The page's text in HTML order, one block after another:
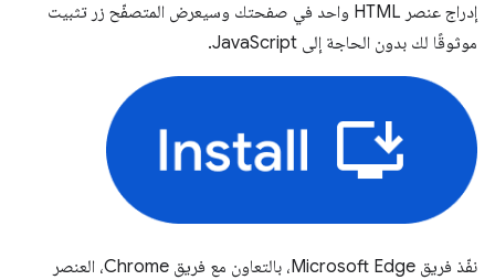
إدراج عنصر HTML واحد في صفحتك وسيعرض المتصفّح زر تثبيت
موثوقًا لك بدون الحاجة إلى JavaScript.
نفّذ فريق Microsoft Edge، بالتعاون مع فريق Chrome، العنصر